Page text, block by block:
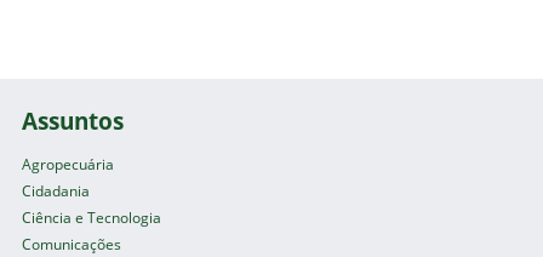
Assuntos
Agropecuária
Cidadania
Ciência e Tecnologia
Comunicações